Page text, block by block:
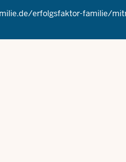
erfolgsfaktor-familie/